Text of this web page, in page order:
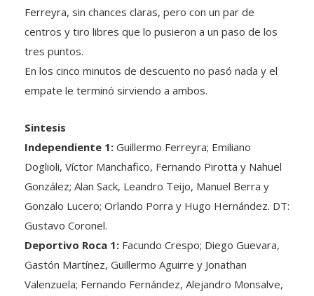
centros y tiro libres que lo pusieron a un paso de los
tres puntos.
En los cinco minutos de descuento no pasó nada y el
empate le terminó sirviendo a ambos.
Independiente 1:
Doglioli, Víctor Manchafico, Fernando Pirotta y Nahuel
González; Alan Sack, Leandro Teijo, Manuel Berra y
Gonzalo Lucero; Orlando Porra y Hugo Hernández. DT:
Gustavo Coronel.
Deportivo Roca 1:
Gastón Martínez, Guillermo Aguirre y Jonathan
Valenzuela; Fernando Fernández, Alejandro Monsalve,
Héctor Castro y Maximiliano Prioreschi; Mauricio Germi